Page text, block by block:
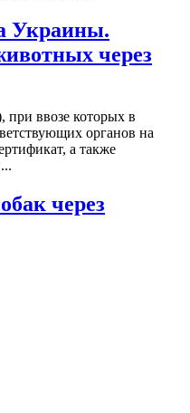
Украины.
через
ввозе которых в
органов на
а также
через